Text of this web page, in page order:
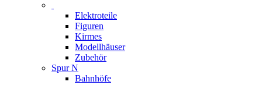
Elektroteile
Figuren
Kirmes
Modellhäuser
Zubehör
Spur N
Bahnhöfe